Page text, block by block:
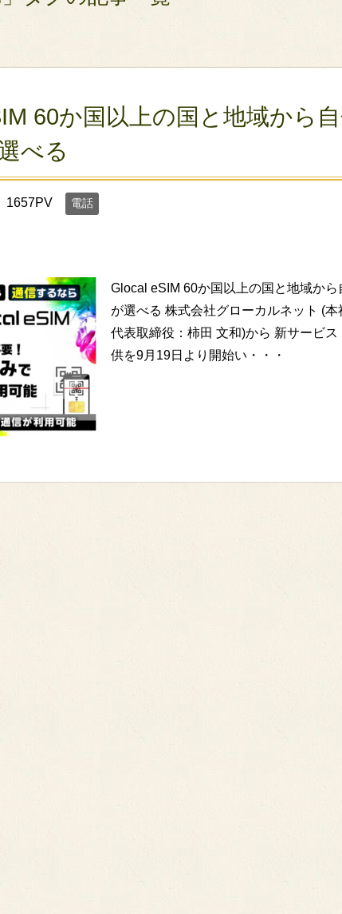
60か国以上の国と地域から
べる
1657PV 電話
Glocal eSIM 60か国以上の国と地域か
が選べる 株式会社グローカルネット (本
代表取締役：柿田 文和)から 新サービ
供を9月19日より開始い・・・